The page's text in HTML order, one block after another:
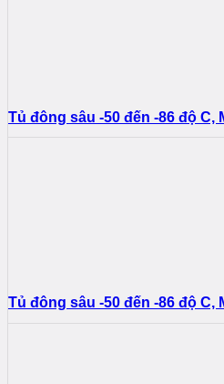
Tủ đông sâu -50 đến -86 độ C,
Tủ đông sâu -50 đến -86 độ C,